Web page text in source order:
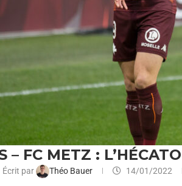
– FC METZ :
Écrit par Théo Bauer 14/01/2022